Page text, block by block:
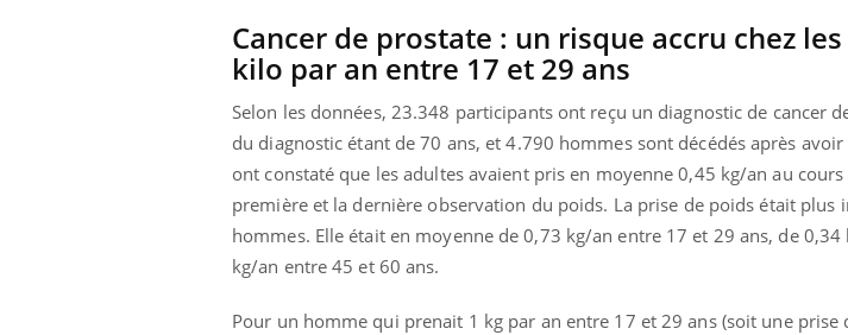
Cancer de prostate : un risque accru chez
kilo par an entre 17 et 29 ans
Selon les données, 23.348 participants ont reçu un diagnostic de cancer
du diagnostic étant de 70 ans, et 4.790 hommes sont décédés après
ont constaté que les adultes avaient pris en moyenne 0,45 kg/an au
première et la dernière observation du poids. La prise de poids était plus
hommes. Elle était en moyenne de 0,73 kg/an entre 17 et 29 ans, de
kg/an entre 45 et 60 ans.
Pour un homme qui prenait 1 kg par an entre 17 et 29 ans (soit une